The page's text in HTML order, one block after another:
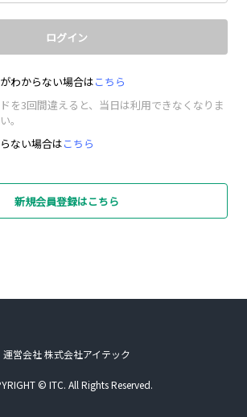
ログイン
わからない場合はこちら
を3回間違えると、当日は利用できなくなりま
。
ない場合はこちら
新規会員登録はこちら
運営会社 株式会社アイテック
© ITC. All Rights Reserved.